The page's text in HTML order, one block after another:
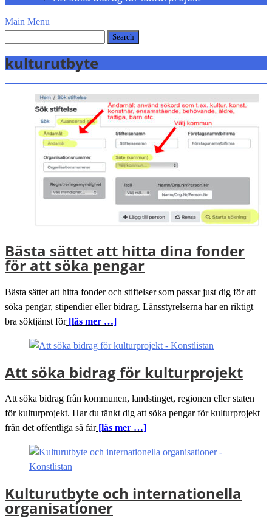
Main Menu
kulturutbyte
Bästa sättet att hitta dina fonder
för att söka pengar
Bästa sättet att hitta fonder och stiftelser som passar just dig för att
söka pengar, stipendier eller bidrag. Länsstyrelserna har en riktigt
bra söktjänst för [läs mer …]
Att söka bidrag för kulturprojekt
Att söka bidrag från kommunen, landstinget, regionen eller staten
för kulturprojekt. Har du tänkt dig att söka pengar för kulturprojekt
från det offentliga så får [läs mer …]
Kulturutbyte och internationella
organisationer